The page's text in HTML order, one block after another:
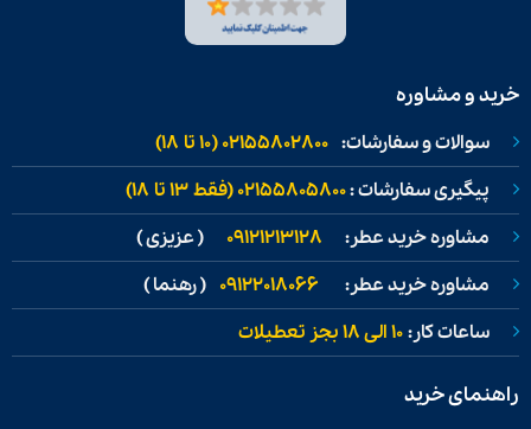
خرید و مشاوره
سوالات و سفارشات: 02155802800 (۱۰ تا ۱۸)
پیگیری سفارشات :02155805800 (فقط ۱۳ تا ۱۸)
مشاوره خرید عطر: 09121213128 ( عزیزی )
مشاوره خرید عطر: 09122018066 ( رهنما )
ساعات کار:۱۰ الی ۱۸ بجز تعطیلات
راهنمای خرید